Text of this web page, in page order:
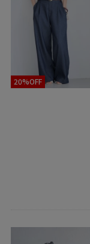
をタップ！！
20%OFF